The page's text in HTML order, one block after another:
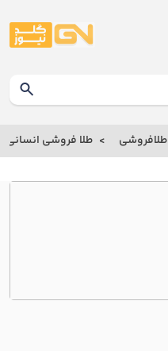
طلافروشی طلا فروشی انساني